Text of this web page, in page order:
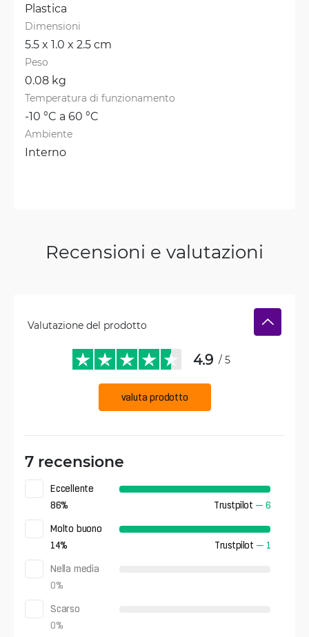
Plastica
Dimensioni
5.5 x 1.0 x 2.5 cm
Peso
0.08 kg
Temperatura di funzionamento
-10 °C a 60 °C
Ambiente
Interno
Recensioni e valutazioni
Valutazione del prodotto
4.9 / 5
valuta prodotto
7 recensione
Eccellente
86% Trustpilot — 6
Molto buono
14% Trustpilot — 1
Nella media
0%
Scarso
0%